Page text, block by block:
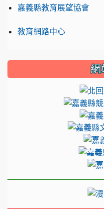
嘉義縣教育展望協會
教育網路中心
網